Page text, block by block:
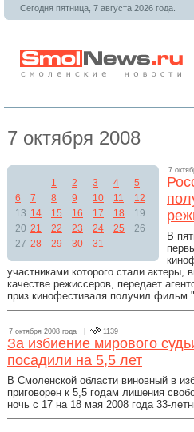
Сегодня пятница, 7 августа 2026 года.
7 октября 2008
1 2 3 4
5
6
7 8 9 10 11
12
13 14 15 16 17 18
19
20 21 22 23 24 25
26
27 28 29 30 31
7
В
участниками которого стали актеры,
качестве режиссеров, передает
приз кинофестиваля получил фильм
7 октября 2008 года | 1139
За избиение мирового
посадили на 5,5 лет
В Смоленской области виновный в
приговорен к 5,5 годам лишения
ночь с 17 на 18 мая 2008 года 33-